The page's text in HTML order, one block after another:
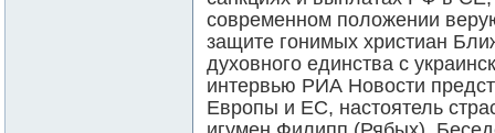
современном положении
защите гонимых христиан
духовного единства с
интервью РИА Новости
Европы и ЕС, настоятель